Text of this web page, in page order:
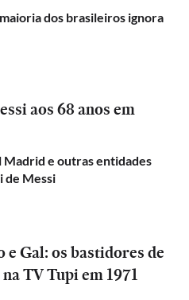
dos brasileiros ignora
aos 68 anos em
Madrid e outras entidades
de Messi
Gal: os bastidores de
TV Tupi em 1971